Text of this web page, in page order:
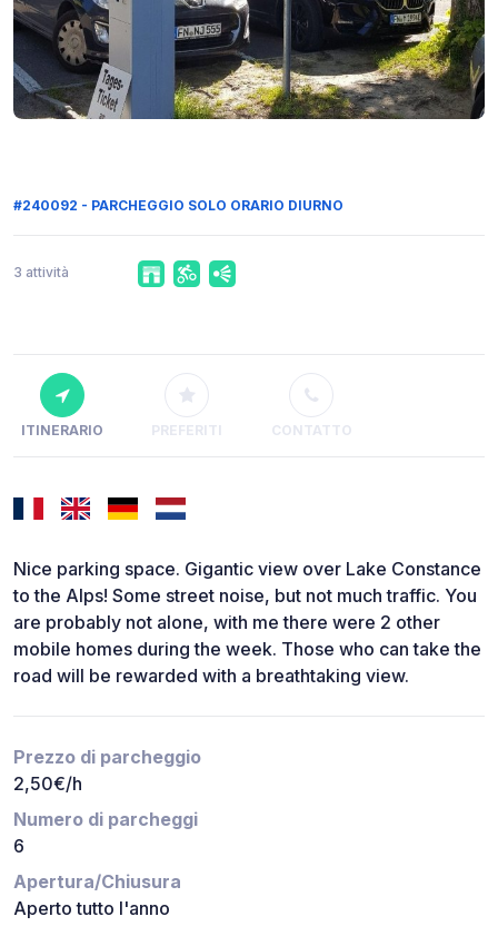
#240092 - PARCHEGGIO SOLO ORARIO DIURNO
3 attività
ITINERARIO PREFERITI CONTATTO
Nice parking space. Gigantic view over Lake Constance
to the Alps! Some street noise, but not much traffic. You
are probably not alone, with me there were 2 other
mobile homes during the week. Those who can take the
road will be rewarded with a breathtaking view.
Prezzo di parcheggio
2,50€/h
Numero di parcheggi
6
Apertura/Chiusura
Aperto tutto l'anno